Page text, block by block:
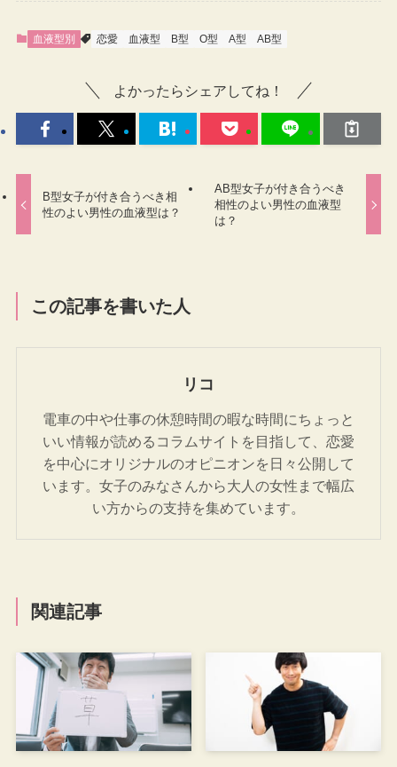
血液型別 恋愛 血液型 B型 O型 A型 AB型
よかったらシェアしてね！
B型女子が付き合うべき相
性のよい男性の血液型は？
AB型女子が付き合うべき
相性のよい男性の血液型
は？
この記事を書いた人
リコ
電車の中や仕事の休憩時間の暇な時間にちょっと
いい情報が読めるコラムサイトを目指して、恋愛
を中心にオリジナルのオピニオンを日々公開して
います。女子のみなさんから大人の女性まで幅広
い方からの支持を集めています。
関連記事